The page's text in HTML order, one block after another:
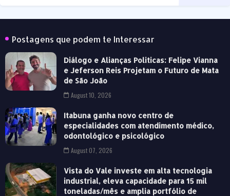
Postagens que podem te Interessar
Diálogo e Alianças Politicas: Felipe Vianna
e Jeferson Reis Projetam o Futuro de Mata
de São João
August 10, 2026
Itabuna ganha novo centro de
especialidades com atendimento médico,
odontológico e psicológico
August 07, 2026
Vista do Vale investe em alta tecnologia
industrial, eleva capacidade para 15 mil
toneladas/mês e amplia portfólio de